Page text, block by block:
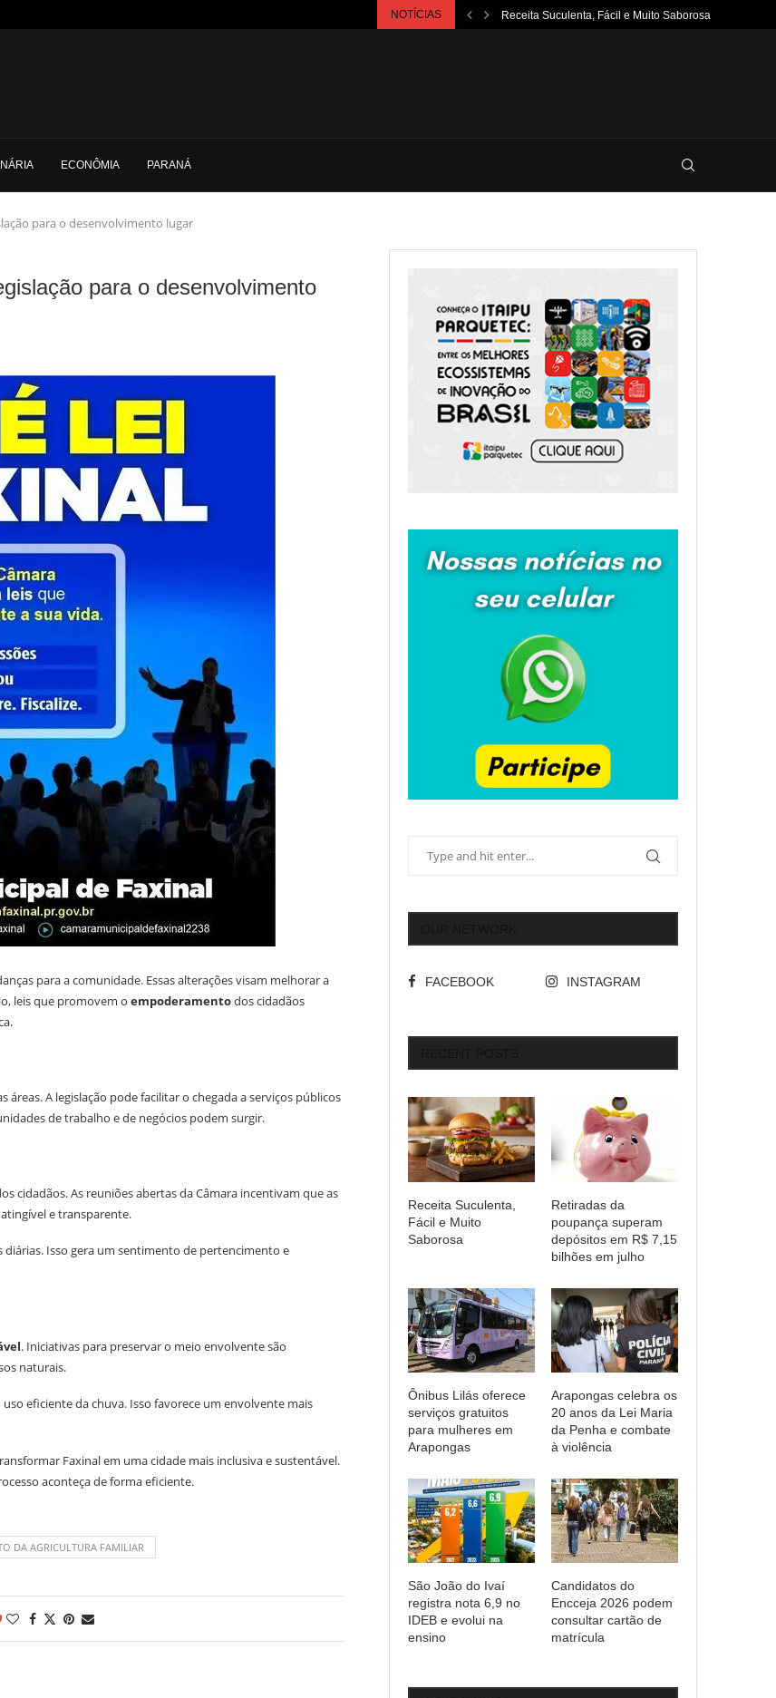
NOTÍCIAS Receita Suculenta, Fácil e Muito Saborosa
ECONÔMIA PARANÁ
para o desenvolvimento lugar
para o desenvolvimento
para a comunidade. Essas alterações visam melhorar a
leis que promovem o empoderamentodos cidadãos
A legislação pode facilitar o chegada a serviços públicos
de trabalho e de negócios podem surgir.
cidadãos. As reuniões abertas da Câmara incentivam que as
e transparente.
diárias. Isso gera um sentimento de pertencimento e
. Iniciativas para preservar o meio envolvente são
naturais.
eficiente da chuva. Isso favorece um envolvente mais
Faxinal em uma cidade mais inclusiva e sustentável.
aconteça de forma eficiente.
DA AGRICULTURA FAMILIAR
FACEBOOK INSTAGRAM
Receita Suculenta,
Fácil e Muito
Saborosa
Retiradas da
poupança superam
depósitos em R$ 7,15
bilhões em julho
Ônibus Lilás oferece
serviços gratuitos
para mulheres em
Arapongas
Arapongas celebra os
20 anos da Lei Maria
da Penha e combate
à violência
São João do Ivaí
registra nota 6,9 no
IDEB e evolui na
ensino
Candidatos do
Encceja 2026 podem
consultar cartão de
matrícula